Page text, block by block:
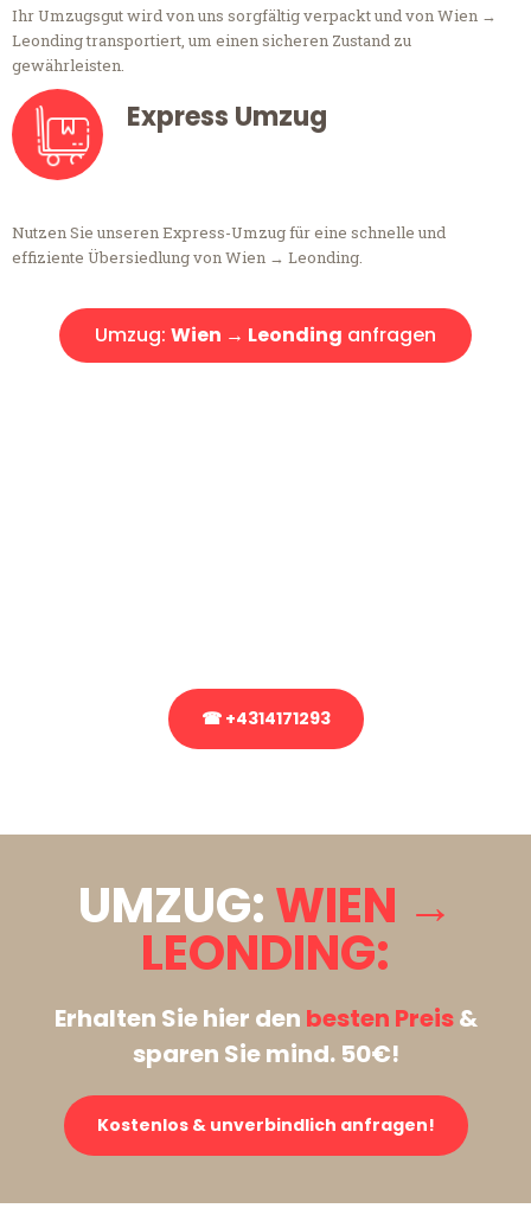
Ihr Umzugsgut wird von uns sorgfältig verpackt und von Wien →
Leonding transportiert, um einen sicheren Zustand zu
gewährleisten.
Express Umzug
Nutzen Sie unseren Express-Umzug für eine schnelle und
effiziente Übersiedlung von Wien → Leonding.
Umzug: Wien → Leonding anfragen
☎ +4314171293
UMZUG:WIEN →
LEONDING:
Erhalten Sie hier den besten Preis&
sparen Sie mind. 50€!
Kostenlos & unverbindlich anfragen!